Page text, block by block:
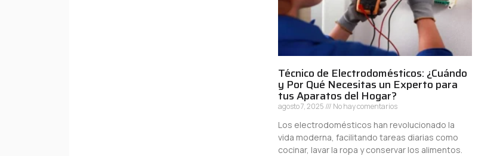
Técnico de Electrodomésticos: ¿Cuándo
y Por Qué Necesitas un Experto para
tus Aparatos del Hogar?
agosto 7, 2025 No hay comentarios
Los electrodomésticos han revolucionado la
vida moderna, facilitando tareas diarias como
cocinar, lavar la ropa y conservar los alimentos.